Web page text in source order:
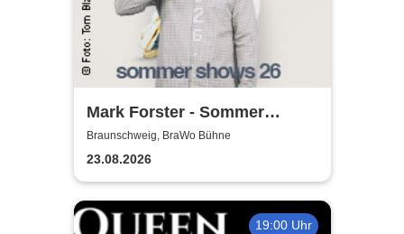
Mark Forster - Sommer
Shows 2026
Braunschweig, BraWo Bühne
23.08.2026
19:00 Uhr